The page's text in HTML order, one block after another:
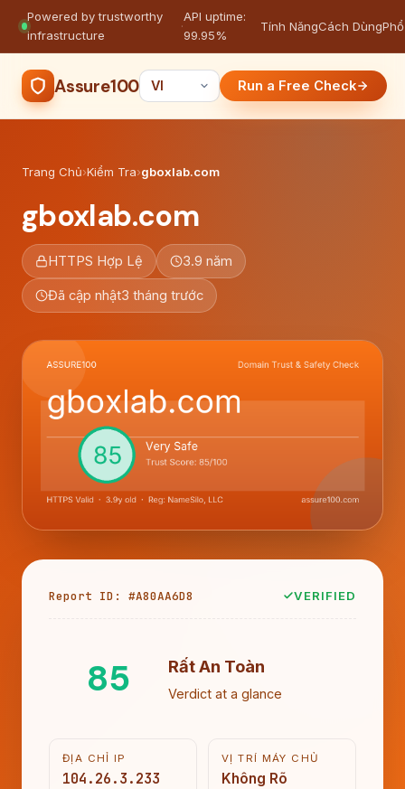
Powered by trustworthy
infrastructure
·
API uptime:
99.95%
Tính NăngCách Dùng
Assure100 Run a Free Check
Trang Chủ›Kiểm Tra›gboxlab.com
gboxlab.com
HTTPS Hợp Lệ 3.9 năm
Đã cập nhật3 tháng trước
Report ID: #A80AA6D8 VERIFIED
85 Rất An Toàn
Verdict at a glance
ĐỊA CHỈ IP
104.26.3.233
VỊ TRÍ MÁY CHỦ
Không Rõ